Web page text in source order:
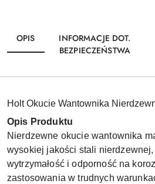
OPIS
INFORMACJE DOT.
BEZPIECZEŃSTWA
Holt Okucie Wantownika
Opis Produktu
Nierdzewne okucie wantownika
wysokiej jakości stali
wytrzymałość i odporność na
zastosowania w trudnych